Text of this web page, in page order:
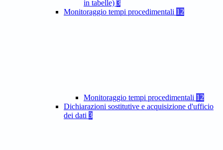
in tabelle) 3
Monitoraggio tempi procedimentali 12
Monitoraggio tempi procedimentali 12
Dichiarazioni sostitutive e acquisizione d'ufficio
dei dati 3